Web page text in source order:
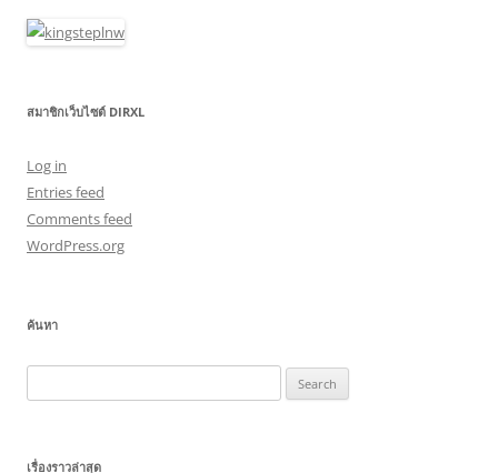
สมาชิกเว็บไซต์ DIRXL
Log in
Entries feed
Comments feed
WordPress.org
ค้นหา
for:
เรื่องราวล่าสุด